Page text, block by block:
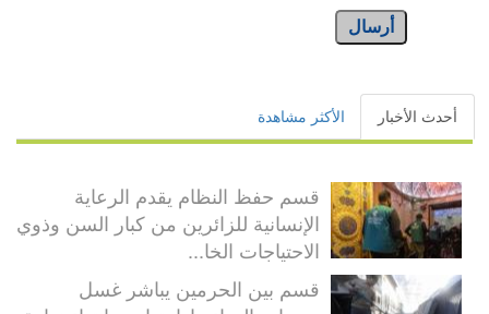
أرسال
أحدث الأخبار الأكثر مشاهدة
قسم حفظ النظام يقدم الرعاية
الإنسانية للزائرين من كبار السن وذوي
الاحتياجات الخا...
قسم بين الحرمين يباشر غسل